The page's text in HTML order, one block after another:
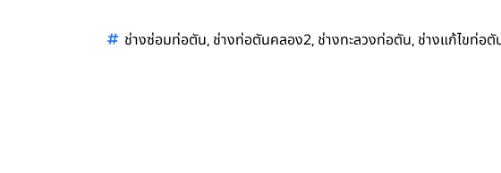
ช่างซ่อมท่อตัน, ช่างท่อตันคลอง2, ช่างทะลวงท่อตัน, ช่างแก้ไขท่อตั